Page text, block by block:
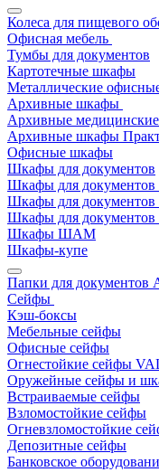
Колеса для пищевого
Офисная мебель
Тумбы для документов
Картотечные шкафы
Металлические
Архивные шкафы
Архивные
Архивные шкафы
Офисные шкафы
Шкафы для документов
Шкафы для документов
Шкафы для документов
Шкафы для документов
Шкафы ШАМ
Шкафы-купе
Папки для документов
Сейфы
Кэш-боксы
Мебельные сейфы
Офисные сейфы
Огнестойкие сейфы
Оружейные сейфы и
Встраиваемые сейфы
Взломостойкие сейфы
Огневзломостойкие
Депозитные сейфы
Банковское